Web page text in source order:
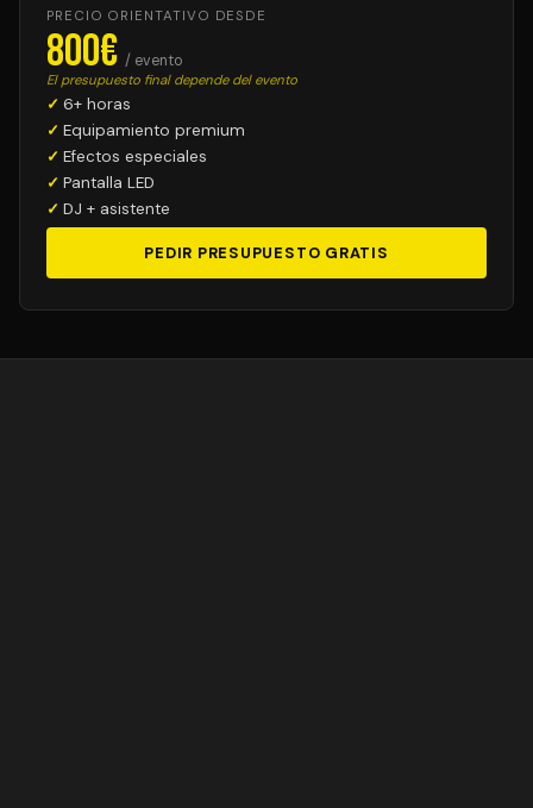
PRECIO ORIENTATIVO DESDE
800€ / evento
El presupuesto final depende del evento
6+ horas
Equipamiento premium
Efectos especiales
Pantalla LED
DJ + asistente
PEDIR PRESUPUESTO GRATIS